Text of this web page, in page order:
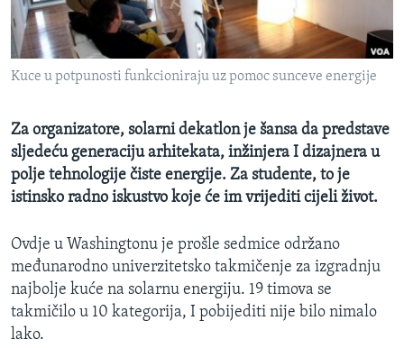
MAGAZIN
O GLASU AMERIKE
PRATITE NAS
Kuce u potpunosti funkcioniraju uz pomoc sunceve energije
Za organizatore, solarni dekatlon je šansa da predstave
sljedeću generaciju arhitekata, inžinjera I dizajnera u
polje tehnologije čiste energije. Za studente, to je
istinsko radno iskustvo koje će im vrijediti cijeli život.
Ovdje u Washingtonu je prošle sedmice održano
međunarodno univerzitetsko takmičenje za izgradnju
najbolje kuće na solarnu energiju. 19 timova se
takmičilo u 10 kategorija, I pobijediti nije bilo nimalo
lako.